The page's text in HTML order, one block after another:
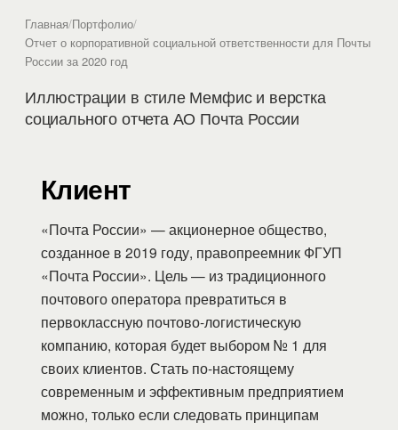
Главная/Портфолио/
Отчет о корпоративной социальной ответственности для Почты
России за 2020 год
Иллюстрации в стиле Мемфис и верстка
социального отчета АО Почта России
Клиент
«Почта России» — акционерное общество,
созданное в 2019 году, правопреемник ФГУП
«Почта России». Цель — из традиционного
почтового оператора превратиться в
первоклассную почтово-логистическую
компанию, которая будет выбором № 1 для
своих клиентов. Стать по-настоящему
современным и эффективным предприятием
можно, только если следовать принципам